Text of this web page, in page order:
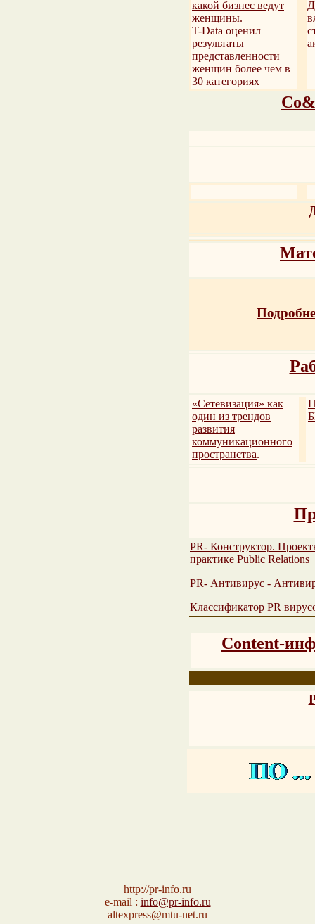
какой бизнес ведут
женщины.
T-Data оценил
результаты
представленности
женщин более чем в
30 категориях
«Сетевизация» как
один из трендов
развития
коммуникационного
пространства.
PR- Конструктор.
практике Public Relations
PR- Антивирус -
Классификатор PR
Content-
http://pr-info.ru
e-mail : info@pr-info.ru
altexpress@mtu-net.ru